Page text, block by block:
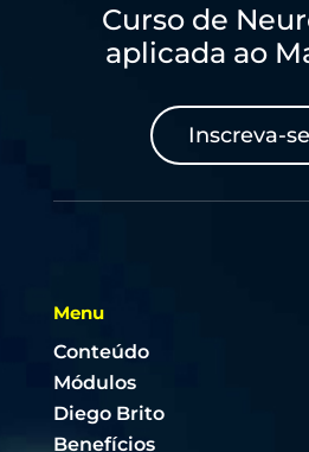
Curso de
aplicada ao
Inscreva-
Menu
Conteúdo
Módulos
Diego Brito
Benefícios